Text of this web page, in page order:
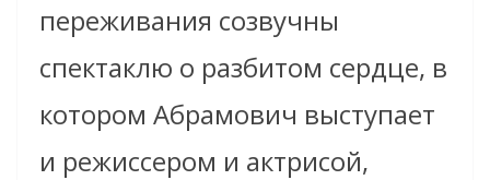
переживания созвучны
спектаклю о разбитом сердце, в
котором Абрамович выступает
и режиссером и актрисой,